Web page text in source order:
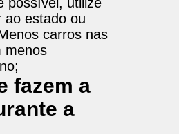
ao estado ou
carros nas
menos
fazem a
a